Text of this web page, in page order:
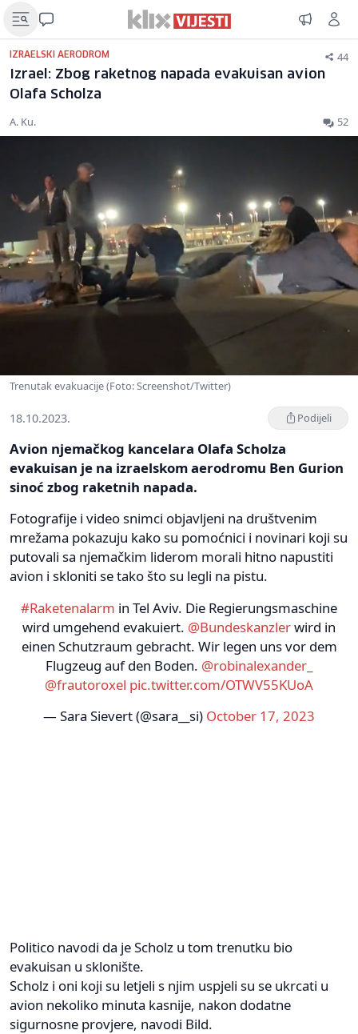
IZRAELSKI AERODROM 44
Izrael: Zbog raketnog napada evakuisan avion
Olafa Scholza
A. Ku. 52
Trenutak evakuacije (Foto: Screenshot/Twitter)
18.10.2023. Podijeli
Avion njemačkog kancelara Olafa Scholza
evakuisan je na izraelskom aerodromu Ben Gurion
sinoć zbog raketnih napada.
Fotografije i video snimci objavljeni na društvenim
mrežama pokazuju kako su pomoćnici i novinari koji su
putovali sa njemačkim liderom morali hitno napustiti
avion i skloniti se tako što su legli na pistu.
#Raketenalarm in Tel Aviv. Die Regierungsmaschine
wird umgehend evakuiert. @Bundeskanzlerwird in
einen Schutzraum gebracht. Wir legen uns vor dem
Flugzeug auf den Boden. @robinalexander_
@frautoroxel pic.twitter.com/OTWV55KUoA
— Sara Sievert (@sara__si) October 17, 2023
Politico navodi da je Scholz u tom trenutku bio
evakuisan u sklonište.
Scholz i oni koji su letjeli s njim uspjeli su se ukrcati u
avion nekoliko minuta kasnije, nakon dodatne
sigurnosne provjere, navodi Bild.